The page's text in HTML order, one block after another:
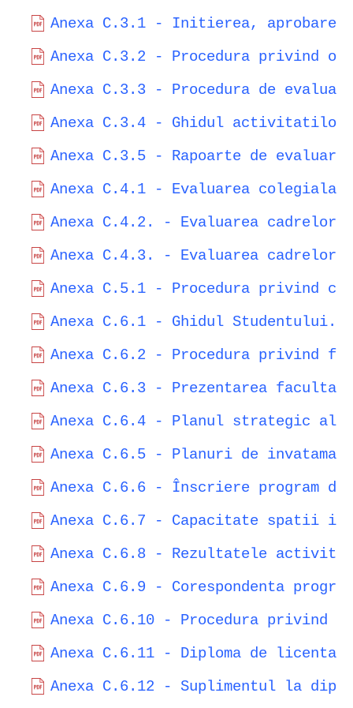
Anexa C.3.1 - Initierea,
Anexa C.3.2 - Procedura privind
Anexa C.3.3 - Procedura de
Anexa C.3.4 - Ghidul activitatilor
Anexa C.3.5 - Rapoarte de
Anexa C.4.1 - Evaluarea colegiala
Anexa C.4.2. - Evaluarea cadrelor
Anexa C.4.3. - Evaluarea cadrelor
Anexa C.5.1 - Procedura privind
Anexa C.6.1 - Ghidul
Anexa C.6.2 - Procedura privind
Anexa C.6.3 - Prezentarea
Anexa C.6.4 - Planul strategic al
Anexa C.6.5 - Planuri de
Anexa C.6.6 - Înscriere program
Anexa C.6.7 - Capacitate spatii
Anexa C.6.8 - Rezultatele
Anexa C.6.9 - Corespondenta
Anexa C.6.10 - Procedura privind
Anexa C.6.11 - Diploma de
Anexa C.6.12 - Suplimentul la